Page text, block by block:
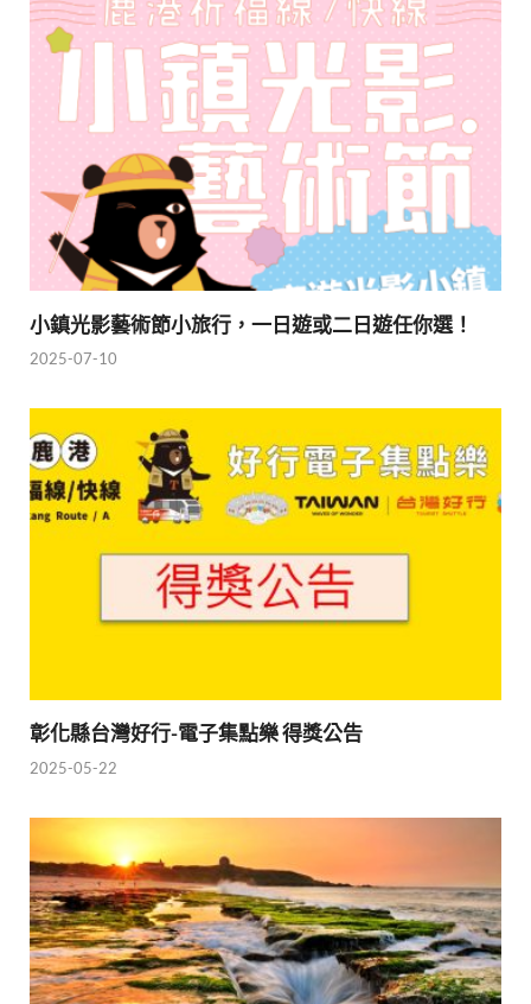
小鎮光影藝術節小旅行，一日遊或二日遊任你選！
2025-07-10
彰化縣台灣好行-電子集點樂 得獎公告
2025-05-22